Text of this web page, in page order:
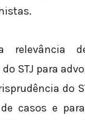
STJ para
do
casos e